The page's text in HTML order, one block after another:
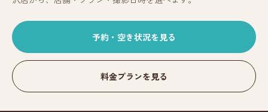
予約・空き状況を見る
料金プランを見る